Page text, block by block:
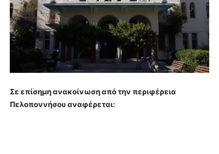
Σε επίσημη ανακοίνωση από την περιφέρεια
Πελοποννήσου αναφέρεται: